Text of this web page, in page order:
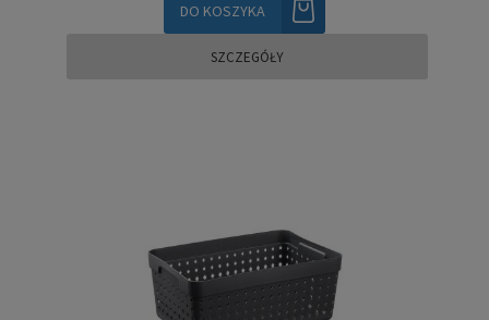
DO KOSZYKA
SZCZEGÓŁY